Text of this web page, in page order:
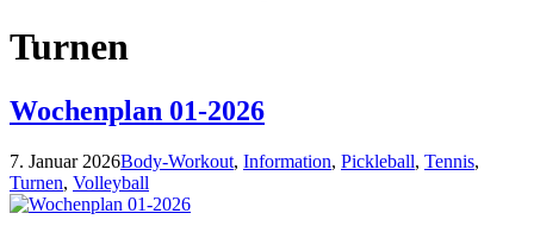
Turnen
Wochenplan 01-2026
7. Januar 2026Body-Workout, Information, Pickleball, Tennis,
Turnen, Volleyball